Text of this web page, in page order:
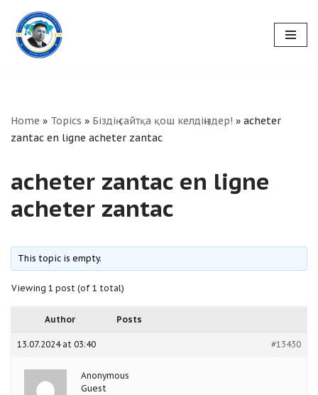
Skip
to
Home » Topics » Біздің сайтқа қош келдіңіздер! » acheter
zantac en ligne acheter zantac
acheter zantac en ligne
acheter zantac
This topic is empty.
Viewing 1 post (of 1 total)
Author Posts
13.07.2024 at 03:40 #13430
Anonymous
Guest